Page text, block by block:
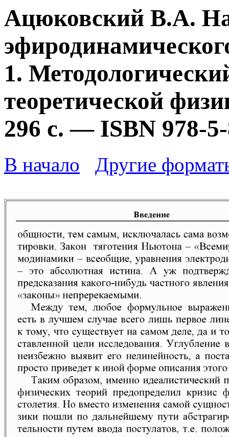
Ацюковский В.А.
1.
теоретической
296 с. — ISBN 978-
В начало Другие